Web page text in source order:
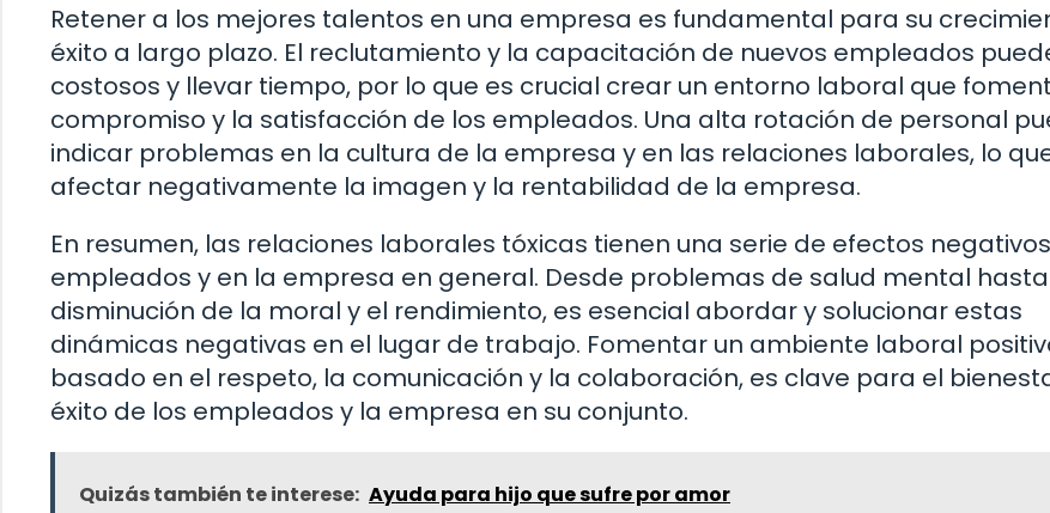
Retener a los mejores talentos en una empresa es fundamental para su
éxito a largo plazo. El reclutamiento y la capacitación de nuevos empleados
costosos y llevar tiempo, por lo que es crucial crear un entorno laboral que
compromiso y la satisfacción de los empleados. Una alta rotación de personal
indicar problemas en la cultura de la empresa y en las relaciones laborales, lo
afectar negativamente la imagen y la rentabilidad de la empresa.
En resumen, las relaciones laborales tóxicas tienen una serie de efectos
empleados y en la empresa en general. Desde problemas de salud mental hasta
disminución de la moral y el rendimiento, es esencial abordar y solucionar estas
dinámicas negativas en el lugar de trabajo. Fomentar un ambiente laboral
basado en el respeto, la comunicación y la colaboración, es clave para el
éxito de los empleados y la empresa en su conjunto.
Quizás también te interese: Ayuda para hijo que sufre por amor